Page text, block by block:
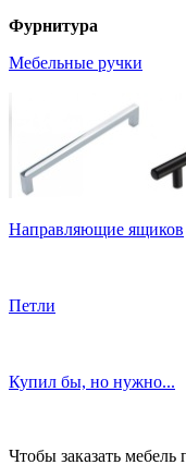
Фурнитура
Мебельные ручки
Направляющие ящиков
Петли
Купил бы, но нужно...
Чтобы заказать